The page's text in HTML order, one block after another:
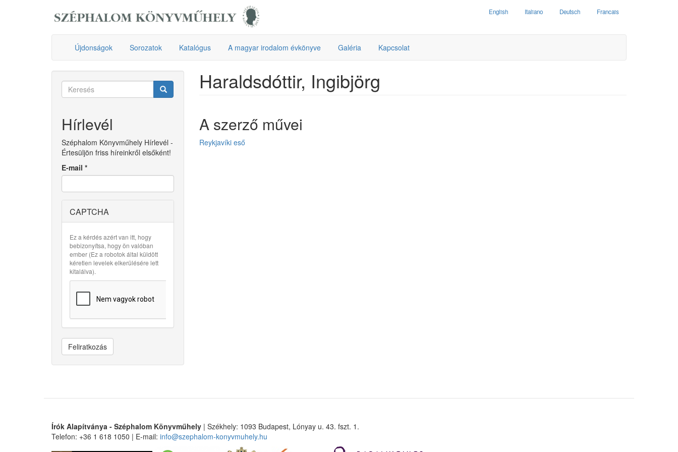
English Italiano Deutsch Francais
Újdonságok Sorozatok Katalógus A magyar irodalom évkönyve Galéria Kapcsolat
Keresés
Hírlevél
Széphalom Könyvműhely Hírlevél -
Értesüljön friss híreinkről elsőként!
E-mail *
CAPTCHA
Ez a kérdés azért van itt, hogy
bebizonyítsa, hogy ön valóban
ember (Ez a robotok által küldött
kéretlen levelek elkerülésére lett
kitalálva).
Feliratkozás
Haraldsdóttir, Ingibjörg
A szerző művei
Reykjavíki eső
Írók Alapítványa - Széphalom Könyvműhely | Székhely: 1093 Budapest, Lónyay u. 43. fszt. 1.
Telefon: +36 1 618 1050 | E-mail: info@szephalom-konyvmuhely.hu